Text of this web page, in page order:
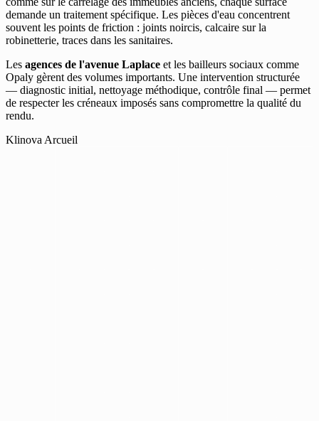
demande un traitement spécifique. Les pièces d'eau concentrent
souvent les points de friction : joints noircis, calcaire sur la
robinetterie, traces dans les sanitaires.
Les agences de l'avenue Laplace et les bailleurs sociaux comme
Opaly gèrent des volumes importants. Une intervention structurée
— diagnostic initial, nettoyage méthodique, contrôle final — permet
de respecter les créneaux imposés sans compromettre la qualité du
rendu.
Klinova Arcueil